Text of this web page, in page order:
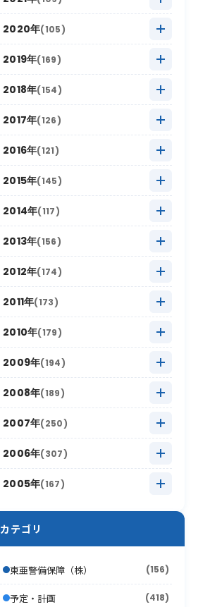
2025年8月 (20)
2025年7月 (16)
2025年6月 (8)
2025年5月
2025年4月 (15)
2025年3月 (20)
2025年2月 (6)
2025年1月 (22)
2024年9月 (12)
2024年8月 (17)
2024年7月 (18)
2024年6月 (6)
2024年5月
2024年4月 (12)
2024年3月 (14)
2024年2月 (5)
2024年1月 (16)
2023年10月 (24)
2023年9月 (11)
2023年8月 (16)
2023年7月 (12)
2023年6月 (6)
2023年5月
2023年4月 (11)
2023年3月 (13)
2023年2月 (8)
2023年1月 (11)
2022年11月
2022年10月 (21)
2022年9月 (12)
2022年8月 (11)
2022年7月 (9)
2022年6月 (2)
2022年5月
2022年4月 (14)
2022年3月 (10)
2022年2月 (6)
2022年1月 (10)
2021年12月 (3)
2021年11月
2021年10月 (16)
2021年9月 (5)
2021年8月 (9)
2021年7月 (9)
2021年6月 (6)
2021年5月
2021年4月 (9)
2021年3月 (11)
2021年2月 (7)
2021年1月 (8)
2020年(105)
2020年12月 (4)
2020年11月
2020年10月 (13)
2020年9月 (4)
2020年8月 (4)
2020年7月 (8)
2020年6月 (4)
2020年5月
2020年4月 (12)
2020年3月 (6)
2020年2月 (15)
2020年1月 (17)
2019年(169)
2019年12月 (9)
2019年11月
2019年10月 (26)
2019年9月 (12)
2019年8月 (16)
2019年7月 (16)
2019年6月 (4)
2019年5月
2019年4月 (14)
2019年3月 (12)
2019年2月 (6)
2019年1月 (15)
2018年(154)
2018年12月 (10)
2018年11月
2018年10月 (20)
2018年9月 (16)
2018年8月 (17)
2018年7月 (11)
2018年6月 (6)
2018年5月
2018年4月 (12)
2018年3月 (11)
2018年2月 (10)
2018年1月 (13)
2017年(126)
2017年12月 (7)
2017年11月
2017年10月 (17)
2017年9月 (6)
2017年8月 (13)
2017年7月 (11)
2017年6月 (4)
2017年5月
2017年4月 (10)
2017年3月 (11)
2017年2月 (4)
2017年1月 (10)
2016年(121)
2016年12月 (4)
2016年11月
2016年10月 (19)
2016年9月 (9)
2016年8月 (13)
2016年7月 (13)
2016年6月 (7)
2016年5月
2016年4月 (10)
2016年3月 (10)
2016年2月 (6)
2016年1月 (6)
2015年(145)
2015年12月 (4)
2015年11月
2015年10月 (30)
2015年9月 (15)
2015年8月 (12)
2015年7月 (14)
2015年6月 (9)
2015年5月
2015年4月 (5)
2015年3月 (12)
2015年2月 (7)
2015年1月 (10)
2014年(117)
2014年12月 (10)
2014年11月
2014年10月 (18)
2014年9月 (13)
2014年8月 (12)
2014年7月 (8)
2014年6月 (8)
2014年5月
2014年4月 (11)
2014年3月 (9)
2014年2月 (7)
2013年(156)
2013年12月 (8)
2013年11月
2013年10月 (12)
2013年9月 (17)
2013年8月 (16)
2013年7月 (19)
2013年6月 (12)
2013年5月
2013年4月 (15)
2013年2月
2013年1月 (7)
2012年(174)
2012年12月 (11)
2012年11月
2012年10月 (17)
2012年9月 (18)
2012年8月 (16)
2012年7月 (17)
2012年6月 (17)
2012年5月
2012年3月
2012年1月 (10)
2011年(173)
2011年12月 (14)
2011年11月
2011年10月 (22)
2011年9月 (17)
2011年8月 (16)
2011年7月 (21)
2011年6月 (9)
2011年4月
2011年2月 (10)
2010年(179)
2010年12月 (15)
2010年11月
2010年10月 (13)
2010年9月 (19)
2010年8月 (17)
2010年7月 (12)
2010年6月 (20)
2010年5月
(15)
2010年3月 (18)
2009年(194)
2009年12月 (15)
2009年11月
2009年10月 (13)
2009年9月 (22)
2009年8月 (17)
2009年5月 (16)
2009年4月 (16)
2008年(189)
2008年12月 (10)
2008年11月
2008年10月 (16)
2008年8月
2008年7月 (15)
2008年6月 (10)
2008年5月 (21)
2007年(250)
2007年12月 (17)
2007年11月
2007年9月
2007年7月 (21)
2007年6月 (17)
2006年(307)
2006年12月 (30)
2006年10月
2006年8月 (26)
2005年(167)
2005年12月 (19)
2005年11月
2005年9月 (17)
カテゴリ
東亜警備保障（株） (156)
予定・計画 (418)